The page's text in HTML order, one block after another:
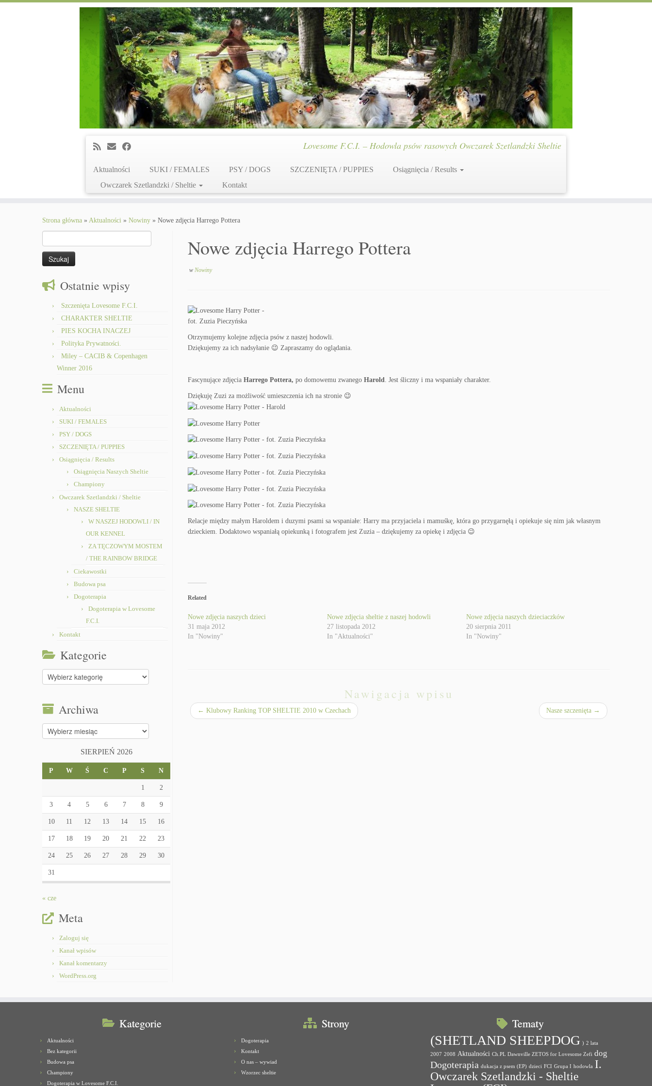
Lovesome F.C.I. – Hodowla psów rasowych Owczarek Szetlandzki Sheltie
Aktualności SUKI / FEMALES PSY / DOGS SZCZENIĘTA / PUPPIES
Osiągnięcia / Results
Owczarek Szetlandzki / Sheltie
Kontakt
Strona główna » Aktualności » Nowiny » Nowe zdjęcia Harrego Pottera
Ostatnie wpisy
Szczenięta Lovesome F.C.I.
CHARAKTER SHELTIE
PIES KOCHA INACZEJ
Polityka Prywatności.
Miley – CACIB & Copenhagen
Winner 2016
Menu
Aktualności
SUKI / FEMALES
PSY / DOGS
SZCZENIĘTA / PUPPIES
Osiągnięcia / Results
Osiągnięcia Naszych Sheltie
Championy
Owczarek Szetlandzki / Sheltie
NASZE SHELTIE
W NASZEJ HODOWLI / IN
OUR KENNEL
ZA TĘCZOWYM MOSTEM
/ THE RAINBOW BRIDGE
Ciekawostki
Budowa psa
Dogoterapia
Dogoterapia w Lovesome
F.C.I.
Kontakt
Kategorie
Kategorie
Archiwa
Archiwa
SIERPIEŃ 2026
P W Ś C P S N
1 2
3 4 5 6 7 8 9
10 11 12 13 14 15 16
17 18 19 20 21 22 23
24 25 26 27 28 29 30
31
« cze
Meta
Zaloguj się
Kanał wpisów
Kanał komentarzy
WordPress.org
Nowe zdjęcia Harrego Pottera
w Nowiny
Otrzymujemy kolejne zdjęcia psów z naszej hodowli.
Dziękujemy za ich nadsyłanie 😉 Zapraszamy do oglądania.
Fascynujące zdjęcia Harrego Pottera, po domowemu zwanego Harold. Jest śliczny i ma wspaniały charakter.
Dziękuję Zuzi za możliwość umieszczenia ich na stronie 😉
Relacje między małym Haroldem i duzymi psami sa wspaniałe: Harry ma przyjaciela i mamuśkę, która go przygarnęłą i opiekuje się nim jak własnym
dzieckiem. Dodaktowo wspaniałą opiekunką i fotografem jest Zuzia – dziękujemy za opiekę i zdjęcia 😉
Related
Nowe zdjęcia naszych dzieci
31 maja 2012
In "Nowiny"
Nowe zdjęcia sheltie z naszej hodowli
27 listopada 2012
In "Aktualności"
Nowe zdjęcia naszych dzieciaczków
20 sierpnia 2011
In "Nowiny"
Nawigacja wpisu
← Klubowy Ranking TOP SHELTIE 2010 w Czechach Nasze szczenięta →
Kategorie
Aktualności
Bez kategorii
Budowa psa
Championy
Dogoterapia w Lovesome F.C.I.
Strony
Dogoterapia
Kontakt
O nas – wywiad
Wzorzec sheltie
Tematy
(SHETLAND SHEEPDOG ) 2 lata
2007 2008 Aktualności Ch.PL Dawnville ZETOS for Lovesome Zefi dog
Dogoterapia dukacja z psem (EP) dzieci FCI Grupa I hodowla I.
Owczarek Szetlandzki - Sheltie